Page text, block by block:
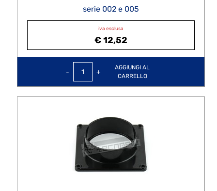
serie 002 e 005
iva esclusa
€ 12,52
QuantitàAGGIUNGI AL
CARRELLO